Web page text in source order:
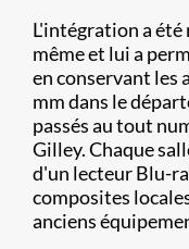
L'intégration a
même et lui a
en conservant les
mm dans le
passés au tout
Gilley. Chaque
d'un lecteur Blu-
composites
anciens